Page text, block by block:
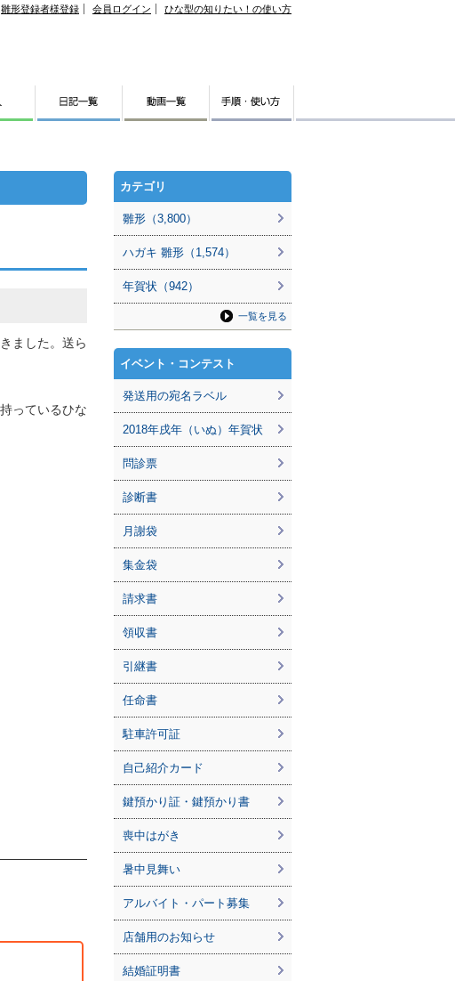
雛形登録者様登録 会員ログイン ひな型の知りたい！の使い方
ました。送ら
っているひな
カテゴリ
雛形（3,800）
ハガキ 雛形（1,574）
年賀状（942）
一覧を見る
イベント・コンテスト
発送用の宛名ラベル
2018年戌年（いぬ）年賀状
問診票
診断書
月謝袋
集金袋
請求書
領収書
引継書
任命書
駐車許可証
自己紹介カード
鍵預かり証・鍵預かり書
喪中はがき
暑中見舞い
アルバイト・パート募集
店舗用のお知らせ
結婚証明書